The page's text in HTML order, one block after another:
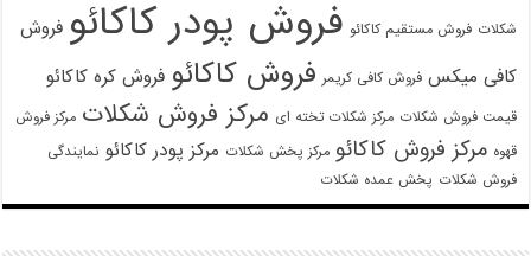
شکلات فروش مستقیم کاکائو فروش پودر کاکائو فروش
کافی میکس فروش کافی کریمر فروش کاکائو فروش کره کاکائو
قیمت فروش شکلات مرکز شکلات تخته ای مرکز فروش شکلات مرکز فروش
قهوه مرکز فروش کاکائو مرکز پخش شکلات مرکز پودر کاکائو نمایندگی
فروش شکلات پخش عمده شکلات